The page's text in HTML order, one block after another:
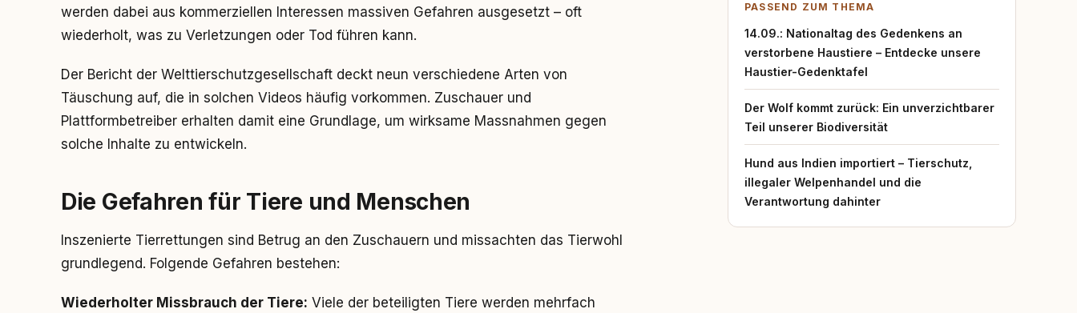
werden dabei aus kommerziellen Interessen massiven Gefahren ausgesetzt – oft
wiederholt, was zu Verletzungen oder Tod führen kann.
Der Bericht der Welttierschutzgesellschaft deckt neun verschiedene Arten von
Täuschung auf, die in solchen Videos häufig vorkommen. Zuschauer und
Plattformbetreiber erhalten damit eine Grundlage, um wirksame Massnahmen gegen
solche Inhalte zu entwickeln.
Die Gefahren für Tiere und Menschen
Inszenierte Tierrettungen sind Betrug an den Zuschauern und missachten das Tierwohl
grundlegend. Folgende Gefahren bestehen:
Wiederholter Missbrauch der Tiere: Viele der beteiligten Tiere werden mehrfach
PASSEND ZUM THEMA
14.09.: Nationaltag des Gedenkens an
verstorbene Haustiere – Entdecke unsere
Haustier-Gedenktafel
Der Wolf kommt zurück: Ein unverzichtbarer
Teil unserer Biodiversität
Hund aus Indien importiert – Tierschutz,
illegaler Welpenhandel und die
Verantwortung dahinter